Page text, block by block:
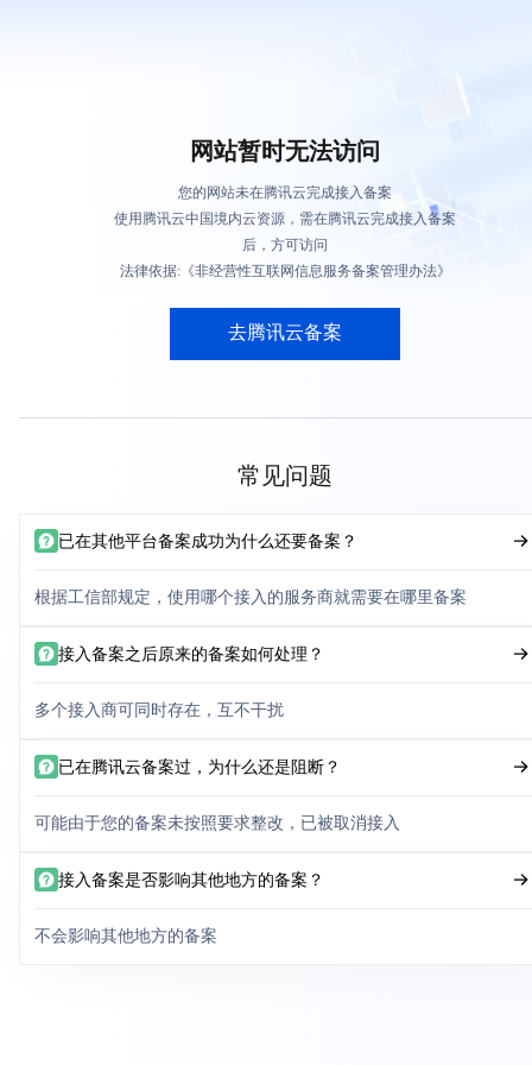
网站暂时无法访问
您的网站未在腾讯云完成接入备案
使用腾讯云中国境内云资源，需在腾讯云完成接入备案
后，方可访问
法律依据:《非经营性互联网信息服务备案管理办法》
去腾讯云备案
常见问题
已在其他平台备案成功为什么还要备案？
根据工信部规定，使用哪个接入的服务商就需要在哪里备案
接入备案之后原来的备案如何处理？
多个接入商可同时存在，互不干扰
已在腾讯云备案过，为什么还是阻断？
可能由于您的备案未按照要求整改，已被取消接入
接入备案是否影响其他地方的备案？
不会影响其他地方的备案